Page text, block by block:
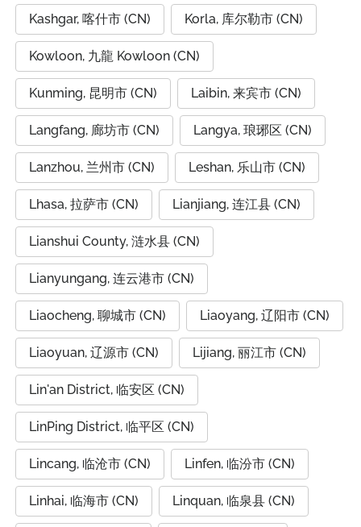
Kashgar, 喀什市 (CN) Korla, 库尔勒市 (CN)
Kowloon, 九龍 Kowloon (CN)
Kunming, 昆明市 (CN) Laibin, 来宾市 (CN)
Langfang, 廊坊市 (CN) Langya, 琅琊区 (CN)
Lanzhou, 兰州市 (CN) Leshan, 乐山市 (CN)
Lhasa, 拉萨市 (CN) Lianjiang, 连江县 (CN)
Lianshui County, 涟水县 (CN)
Lianyungang, 连云港市 (CN)
Liaocheng, 聊城市 (CN) Liaoyang, 辽阳市 (CN)
Liaoyuan, 辽源市 (CN) Lijiang, 丽江市 (CN)
Lin'an District, 临安区 (CN)
LinPing District, 临平区 (CN)
Lincang, 临沧市 (CN) Linfen, 临汾市 (CN)
Linhai, 临海市 (CN) Linquan, 临泉县 (CN)